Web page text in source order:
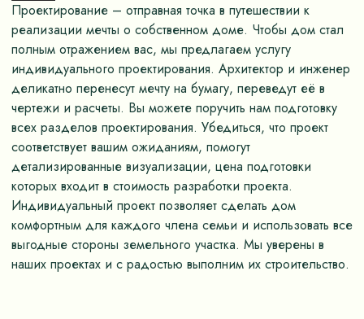
Проектирование – отправная точка в путешествии к
реализации мечты о собственном доме. Чтобы дом стал
полным отражением вас, мы предлагаем услугу
индивидуального проектирования. Архитектор и инженер
деликатно перенесут мечту на бумагу, переведут её в
чертежи и расчеты. Вы можете поручить нам подготовку
всех разделов проектирования. Убедиться, что проект
соответствует вашим ожиданиям, помогут
детализированные визуализации, цена подготовки
которых входит в стоимость разработки проекта.
Индивидуальный проект позволяет сделать дом
комфортным для каждого члена семьи и использовать все
выгодные стороны земельного участка. Мы уверены в
наших проектах и с радостью выполним их строительство.